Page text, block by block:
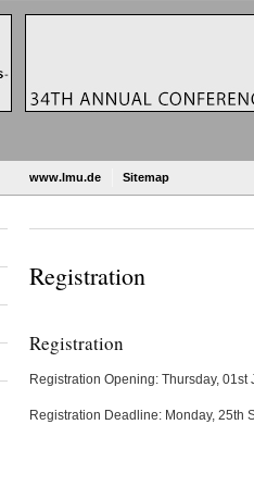
www.lmu.de Sitemap
Registration
Registration
Registration Opening: Thursday, 01st
Registration Deadline: Monday, 25th